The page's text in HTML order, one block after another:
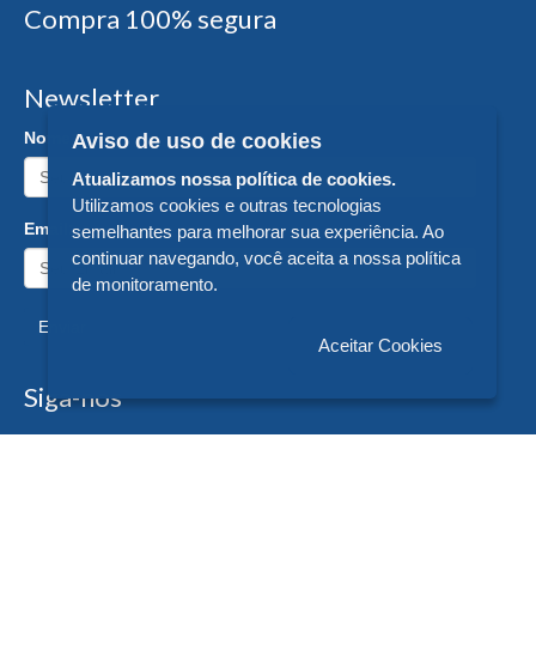
Compra 100% segura
Newsletter
Nome:
Email:
Enviar
Siga-nos
Aviso de uso de cookies
Atualizamos nossa política de cookies.
Utilizamos cookies e outras tecnologias
semelhantes para melhorar sua experiência. Ao
continuar navegando, você aceita a nossa política
de monitoramento.
Aceitar Cookies